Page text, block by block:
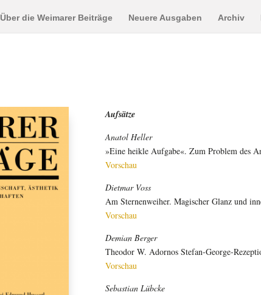
Über die Weimarer Beiträge Neuere Ausgaben Archiv
Aufsätze
Anatol Heller
»Eine heikle Aufgabe«. Zum Problem des
Vorschau
Dietmar Voss
Am Sternenweiher. Magischer Glanz und
Vorschau
Demian Berger
Theodor W. Adornos Stefan-George-
Vorschau
Sebastian Lübcke